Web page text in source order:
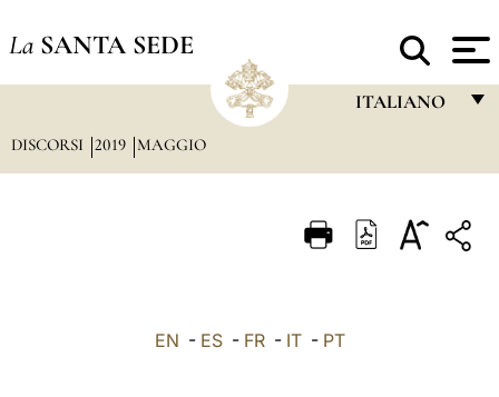
La SANTA SEDE
ITALIANO
ITALIANO
DISCORSI 2019 MAGGIO
EN - ES- FR- IT- PT